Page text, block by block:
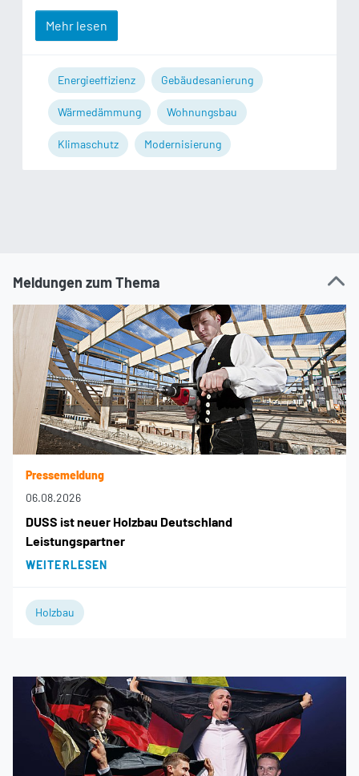
Mehr lesen
Energieeffizienz Gebäudesanierung
Wärmedämmung Wohnungsbau
Klimaschutz Modernisierung
Meldungen zum Thema
Pressemeldung
06.08.2026
DUSS ist neuer Holzbau Deutschland
Leistungspartner
WEITERLESEN
Holzbau